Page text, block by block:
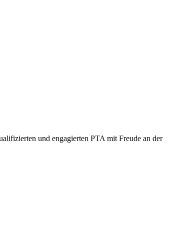
und engagierten PTA mit Freude an der